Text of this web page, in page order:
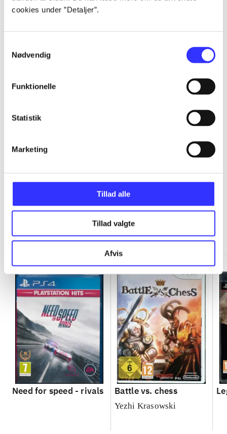
cookies under ”Detaljer”.
Nødvendig
Funktionelle
Statistik
Marketing
Tillad alle
Tillad valgte
Afvis
...
...
...
...
Need for speed - rivals Battle vs. chess
Yezhi Krasowski